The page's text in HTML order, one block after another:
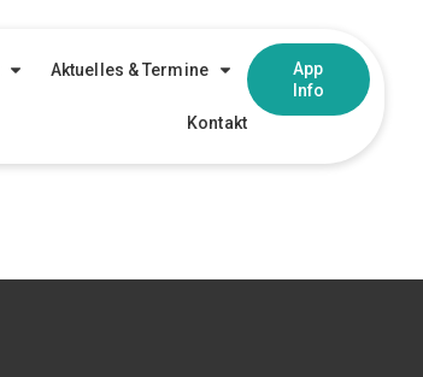
Aktuelles & Termine
Kontakt
App
Info